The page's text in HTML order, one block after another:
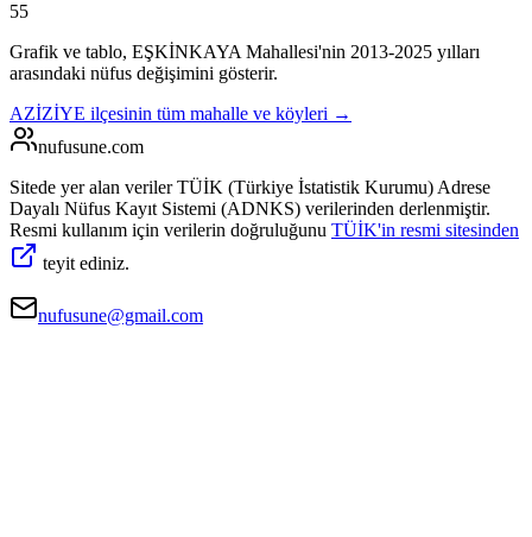
55
Grafik ve tablo, EŞKİNKAYA Mahallesi'nin 2013-2025 yılları
arasındaki nüfus değişimini gösterir.
AZİZİYE ilçesinin tüm mahalle ve köyleri →
nufusune.com
Sitede yer alan veriler TÜİK (Türkiye İstatistik Kurumu) Adrese
Dayalı Nüfus Kayıt Sistemi (ADNKS) verilerinden derlenmiştir.
Resmi kullanım için verilerin doğruluğunu TÜİK'in resmi sitesinden
teyit ediniz.
nufusune@gmail.com